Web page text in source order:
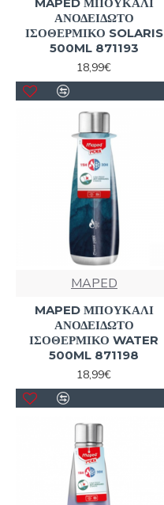
ΑΝΟΔΕΙΔΩΤΟ
ΙΣΟΘΕΡΜΙΚΟ SOLARIS
500ML 871193
18,99€
MAPED
MAPED ΜΠΟΥΚΑΛΙ
ΑΝΟΔΕΙΔΩΤΟ
ΙΣΟΘΕΡΜΙΚΟ WATER
500ML 871198
18,99€